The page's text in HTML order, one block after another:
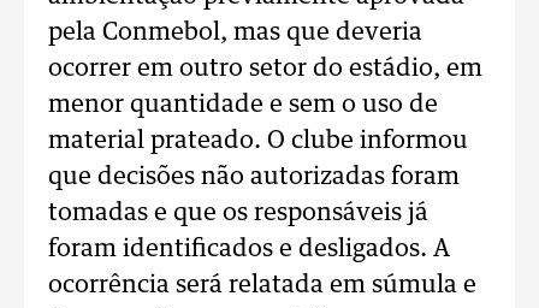
pela Conmebol, mas que deveria
ocorrer em outro setor do estádio, em
menor quantidade e sem o uso de
material prateado. O clube informou
que decisões não autorizadas foram
tomadas e que os responsáveis já
foram identificados e desligados. A
ocorrência será relatada em súmula e